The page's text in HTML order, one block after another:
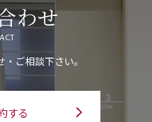
わせ
ご相談下さい。
する